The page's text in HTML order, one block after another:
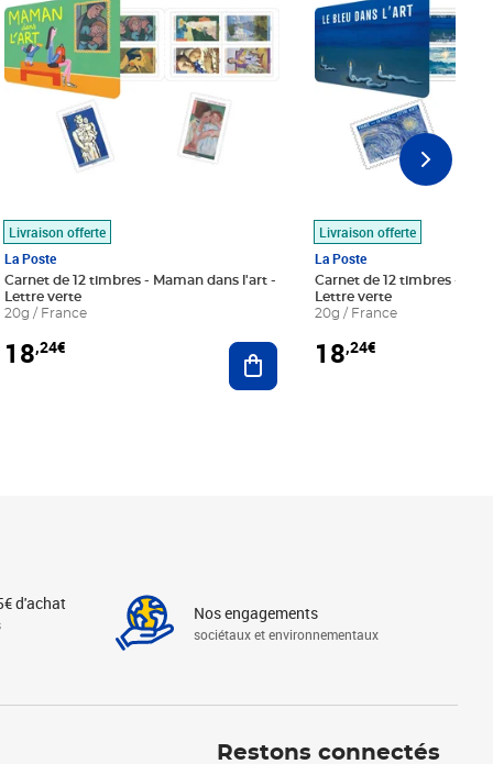
au panier
Livraison offerte
La Poste
Carnet de 12 timbres - Maman dans l'art -
Lettre verte
20g / France
18,24€ Ajouter au panier
Livraison offerte
La Poste
Carnet de 12 timbres - Le
Lettre verte
20g / France
18,24€
d'achat Nos engagements
sociétaux et environnementaux
Restons connectés